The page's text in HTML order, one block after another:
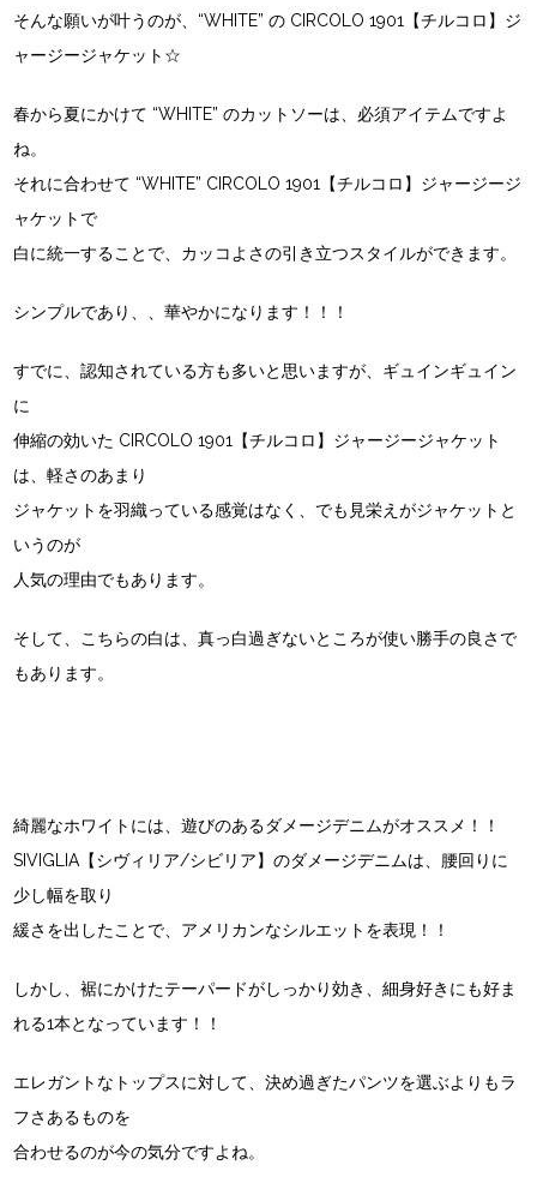
そんな願いが叶うのが、“WHITE” の CIRCOLO 1901【チルコロ】ジ
ャージージャケット☆
春から夏にかけて “WHITE” のカットソーは、必須アイテムですよ
ね。
それに合わせて “WHITE” CIRCOLO 1901【チルコロ】ジャージージ
ャケット で
白に統一することで、カッコよさの引き立つスタイルができます。
シンプルであり、、華やかになります！！！
すでに、認知されている方も多いと思いますが、ギュインギュイン
に
伸縮の効いた CIRCOLO 1901【チルコロ】ジャージージャケット
は、軽さのあまり
ジャケットを羽織っている感覚はなく、でも見栄えがジャケットと
いうのが
人気の理由でもあります。
そして、こちらの白は、真っ白過ぎないところが使い勝手の良さで
もあります。
綺麗なホワイトには、遊びのあるダメージデニムがオススメ！！
SIVIGLIA【シヴィリア/シビリア】のダメージデニムは、腰回りに
少し幅を取り
緩さを出したことで、アメリカンなシルエットを表現！！
しかし、裾にかけたテーパードがしっかり効き、細身好きにも好ま
れる1本となっています！！
エレガントなトップスに対して、決め過ぎたパンツを選ぶよりもラ
フさあるものを
合わせるのが今の気分ですよね。